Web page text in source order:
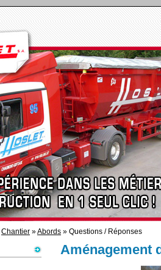
Chantier »Abords » Questions / Réponses
Aménagement